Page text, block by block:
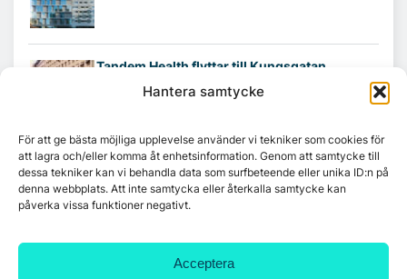
Hantera samtycke
För att ge bästa möjliga upplevelse använder vi tekniker som cookies för
att lagra och/eller komma åt enhetsinformation. Genom att samtycke till
dessa tekniker kan vi behandla data som surfbeteende eller unika ID:n på
denna webbplats. Att inte samtycka eller återkalla samtycke kan
påverka vissa funktioner negativt.
Acceptera
Tandem Health flyttar till Kungsgatan
Croisette rådgivare vid fastighetsaffär